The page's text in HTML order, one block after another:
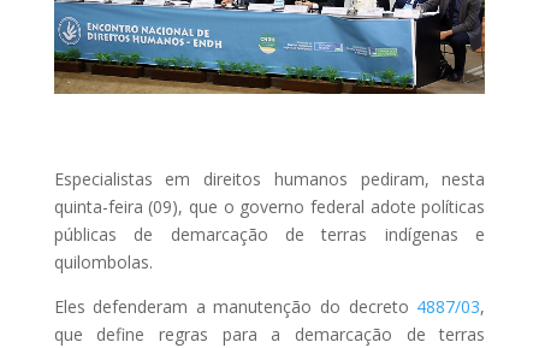
Especialistas em direitos humanos pediram, nesta
quinta-feira (09), que o governo federal adote políticas
públicas de demarcação de terras indígenas e
quilombolas.
Eles defenderam a manutenção do decreto 4887/03,
que define regras para a demarcação de terras